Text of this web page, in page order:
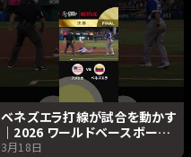
ベネズエラ打線が試合を動かす
｜2026 ワールドベースボール
クラシック | Netflix Japan
3月18日